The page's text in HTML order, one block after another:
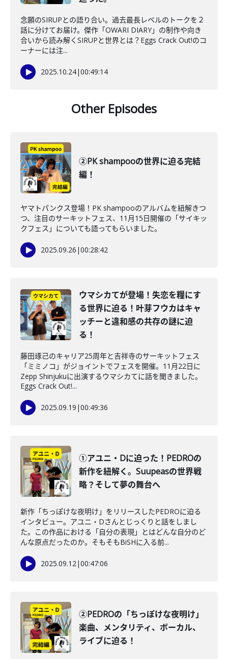
念願のSIRUPとの語り合い。過去最長レベルのトークを２
話に分けてお届け。傑作「OWARI DIARY」の制作や向き
合いから読み解くSIRUPと世界とは？Eggs Crack Out!のコ
ーナーには注...
2025.10.24|00:49:14
Other Episodes
②PK shampooの世界に迫る完結
編！
ヤマトパンクス登場！PK shampooのアルバムを紐解きつ
つ、注目のサーキットフェス、11月15日開催の「サイキッ
クフェス」についても語ってもらいました。
2025.09.26 |00:28:42
ウマシカてが登場！失恋を糧にす
る世界に迫る！叶芽フウカはキャ
ッチーと違和感の共存の謎に迫
る！
藤田琢己のキャリア25周年と吉祥寺のサーキットフェス
「ミミノコ」がジョイントでフェスを開催。11月22日に
Zepp Shinjukuに出演するウマシカてに話を聞きました。
Eggs Crack Out!...
2025.09.19 |00:49:36
①アユニ・Dに迫った！PEDROの
新作を紐解く。Suupeasの世界戦
略？そして夢の舞台へ
新作「ちっぽけな夜明け」をリリースしたPEDROに迫る
インタビュー。アユニ・Dさんとじっくりと話をしまし
た。この作品における「自分の表現」とはどんな自分のど
んな原点だったのか。そもそもBiSHに入る前...
2025.09.12|00:47:06
②PEDROの「ちっぽけな夜明け」
楽曲、メンタリティ、ボーカル、
ライブに迫る！